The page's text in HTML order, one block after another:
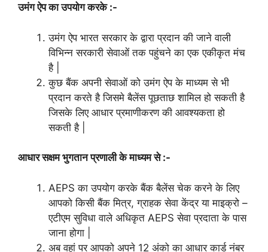
उमंग ऐप का उपयोग करके :-
उमंग ऐप भारत सरकार के द्वारा प्रदान की जाने वाली
विभिन्न सरकारी सेवाओं तक पहुंचने का एक एकीकृत मंच
है |
कुछ बैंक अपनी सेवाओं को उमंग ऐप के माध्यम से भी
प्रदान करते है जिसमे बैलेंस पूछताछ शामिल हो सकती है
जिसके लिए आधार प्रमाणीकरण की आवश्यकता हो
सकती है |
आधार सक्षम भुगतान प्रणाली के माध्यम से :-
AEPS का उपयोग करके बैंक बैलेंस चेक करने के लिए
आपको किसी बैंक मित्र, ग्राहक सेवा केंद्र या माइक्रो –
एटीएम सुविधा वाले अधिकृत AEPS सेवा प्रदाता के पास
जाना होगा |
अब वहां पर आपको अपने 12 अंको का आधार कार्ड नंबर